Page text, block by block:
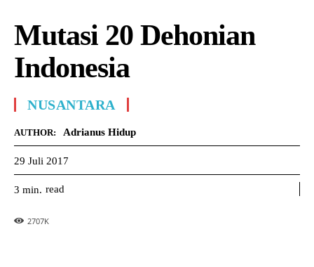
Mutasi 20 Dehonian
Indonesia
NUSANTARA
AUTHOR: Adrianus Hidup
29 Juli 2017
3 min. read
2707K